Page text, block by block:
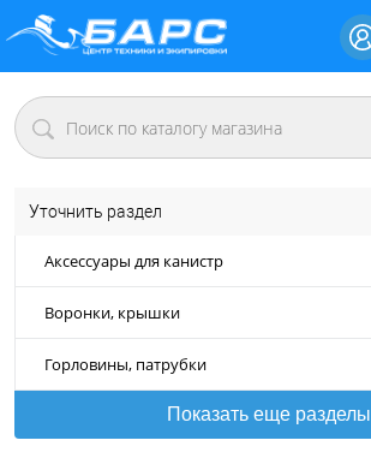
Уточнить раздел
Аксессуары для канистр
Воронки, крышки
Горловины, патрубки
Показать еще разделы